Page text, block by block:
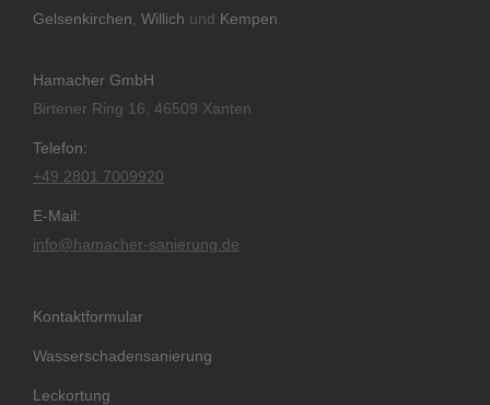
Gelsenkirchen Willich und Kempen
Hamacher GmbH
Birtener Ring 16, 46509 Xanten
Telefon:
+49 2801 7009920
E-Mail:
info@hamacher-sanierung.de
Kontaktformular
Wasserschadensanierung
Leckortung